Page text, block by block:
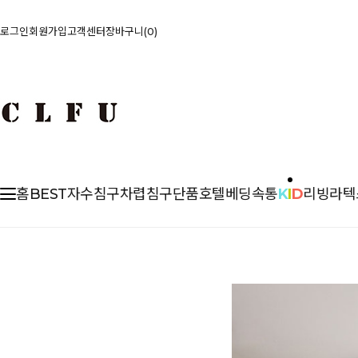
로그인회원가입고객센터장바구니 0
홈BEST자수침구차렵침구단품호텔베딩속통KID리빙라